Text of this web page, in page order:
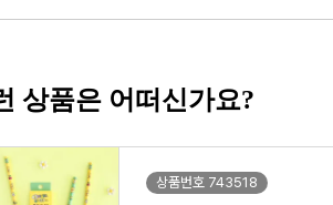
상품은 어떠신가요?
상품번호 743518